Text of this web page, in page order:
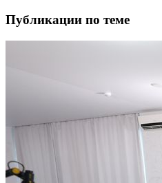
Публикации по теме